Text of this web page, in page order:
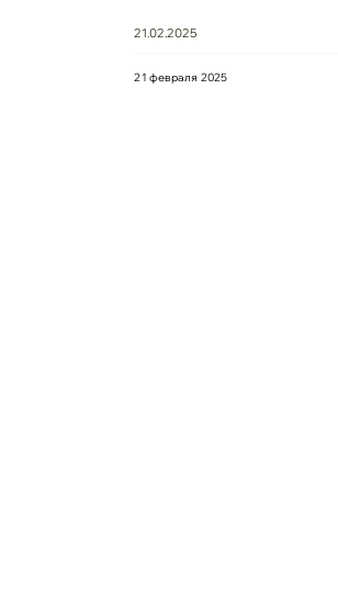
21.02.2025
21 февраля 2025